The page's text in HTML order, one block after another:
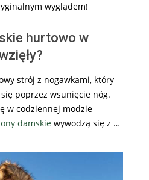
wyglądem!
hurtowo w
strój z nogawkami, który
się poprzez wsunięcie nóg.
w codziennej modzie
damskie wywodzą się z …